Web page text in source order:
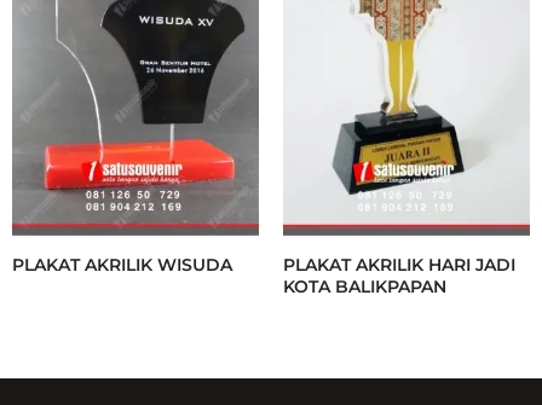
PLAKAT AKRILIK WISUDA
PLAKAT AKRILIK HARI JADI
KOTA BALIKPAPAN